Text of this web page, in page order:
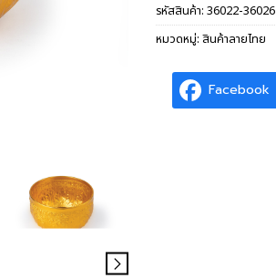
รหัสสินค้า: 36022-36026
หมวดหมู่: สินค้าลายไทย
Facebook